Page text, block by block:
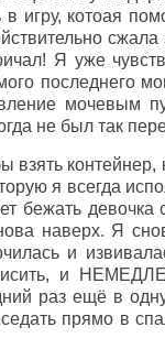
игру, котоая
Я уже
последнего
мочевым
не был так
контейнер,
я всегда
бежать
наверх. Я
и
и
раз ещё в
прямо в